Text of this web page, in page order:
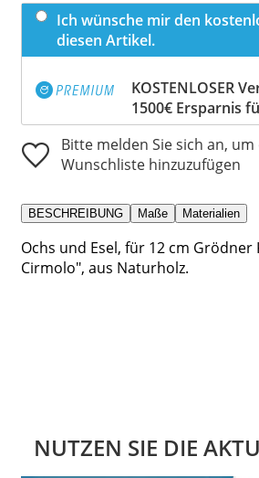
Ich wünsche mir den
diesen Artikel.
KOSTENLOSER
1500€ Ersparnis
Bitte melden Sie sich an,
Wunschliste hinzuzufügen
BESCHREIBUNG Maße Materialien
Ochs und Esel, für 12 cm
Cirmolo", aus Naturholz.
NUTZEN SIE DIE